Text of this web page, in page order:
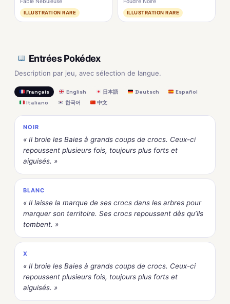
Fable Nébuleuse
ILLUSTRATION RARE
Foudre Noire
ILLUSTRATION RARE
Entrées Pokédex
Description par jeu, avec sélection de langue.
Français English 日本語 Deutsch
Español
Italiano
한국어 中文
NOIR
« Il broie les Baies à grands coups de crocs. Ceux-ci
repoussent plusieurs fois, toujours plus forts et
aiguisés. »
BLANC
« Il laisse la marque de ses crocs dans les arbres pour
marquer son territoire. Ses crocs repoussent dès qu’ils
tombent. »
X
« Il broie les Baies à grands coups de crocs. Ceux-ci
repoussent plusieurs fois, toujours plus forts et
aiguisés. »